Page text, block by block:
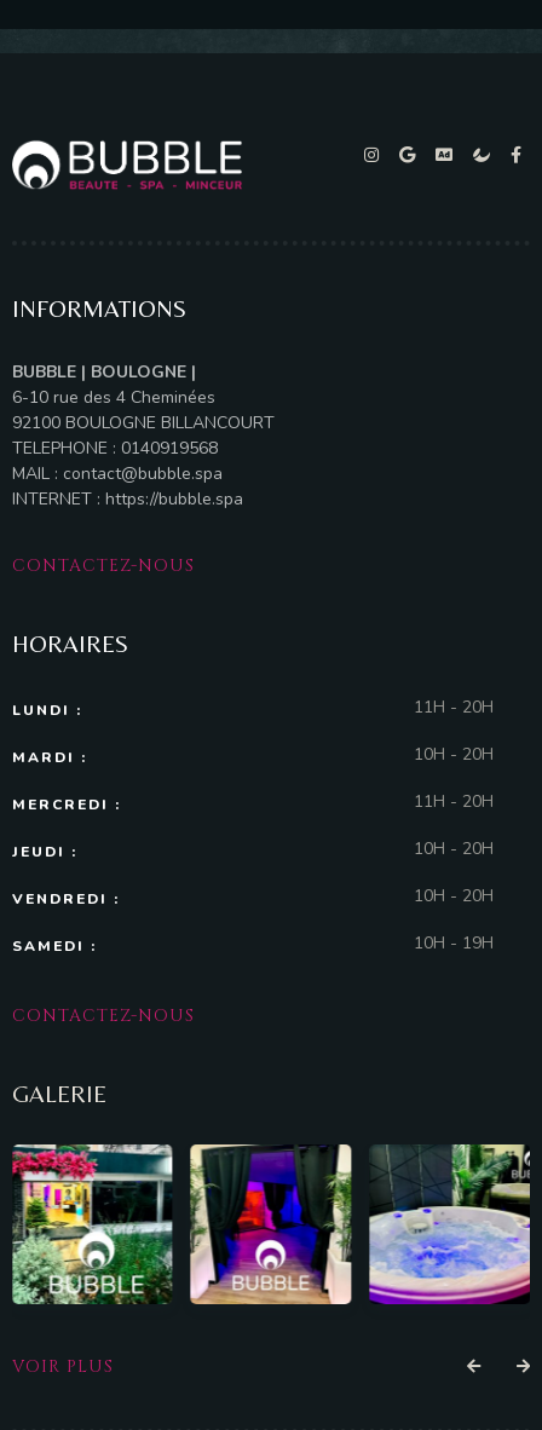
INFORMATIONS
BUBBLE | BOULOGNE |
6-10 rue des 4 Cheminées
92100 BOULOGNE BILLANCOURT
TELEPHONE : 0140919568
MAIL : contact@bubble.spa
INTERNET : https://bubble.spa
CONTACTEZ-NOUS
HORAIRES
LUNDI : 11H - 20H
MARDI : 10H - 20H
MERCREDI : 11H - 20H
JEUDI : 10H - 20H
VENDREDI : 10H - 20H
SAMEDI : 10H - 19H
CONTACTEZ-NOUS
GALERIE
VOIR PLUS